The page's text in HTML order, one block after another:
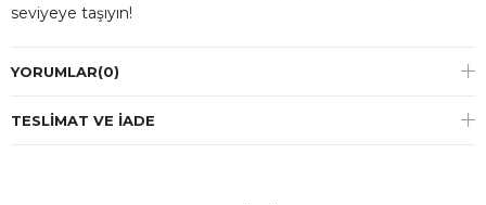
seviyeye taşıyın!
YORUMLAR(0)
TESLIMAT VE İADE